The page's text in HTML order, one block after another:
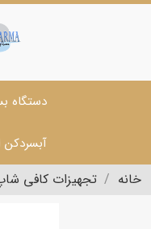
دستگاه
خانه تجهیزات کافی